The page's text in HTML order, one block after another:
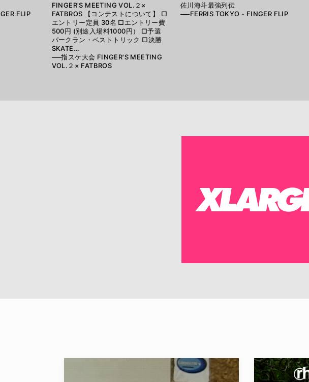
FLIP
FINGER'S MEETING VOL.２×
FATBROS 【コンテストについて】 □
エントリー定員 30名 □エントリー費
500円 (別途入場料1000円） □予選
パークラン・ベストトリック □決勝
SKATE…
──指スケ大会 FINGER'S MEETING
VOL.２× FATBROS
佐川海斗最強列伝
──FERRIS TOKYO - FINGER FLIP